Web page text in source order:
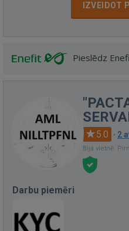
IZVEIDOT
Pieslēdz
5.0 · 2
Bija vietnē:
Darbu piemēri